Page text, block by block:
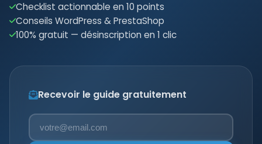
Checklist actionnable en 10 points
Conseils WordPress & PrestaShop
100% gratuit — désinscription en 1 clic
Recevoir le guide gratuitement